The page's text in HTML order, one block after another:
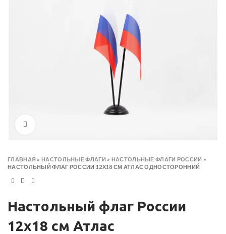
ГЛАВНАЯ »НАСТОЛЬНЫЕ ФЛАГИ » НАСТОЛЬНЫЕ ФЛАГИ РОССИИ »
НАСТОЛЬНЫЙ ФЛАГ РОССИИ 12Х18 СМ АТЛАС ОДНОСТОРОННИЙ
Настольный флаг России
12х18 см Атлас